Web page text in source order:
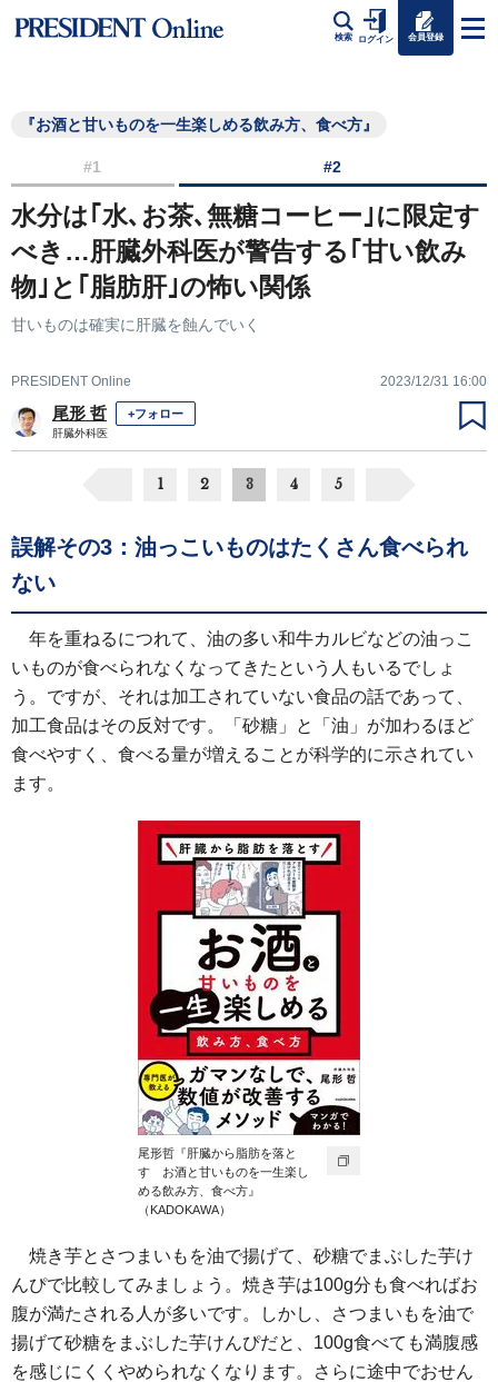
検索 ログイン 会員登録
『お酒と甘いものを一生楽しめる飲み方、食べ方』
#1 #2
水分は｢水､お茶､無糖コーヒー｣に限定す
べき…肝臓外科医が警告する｢甘い飲み
物｣と｢脂肪肝｣の怖い関係
甘いものは確実に肝臓を蝕んでいく
PRESIDENT Online 2023/12/31 16:00
尾形 哲 +フォロー
肝臓外科医
1 2 3 4 5
誤解その3：油っこいものはたくさん食べられ
ない
年を重ねるにつれて、油の多い和牛カルビなどの油っこ
いものが食べられなくなってきたという人もいるでしょ
う。ですが、それは加工されていない食品の話であって、
加工食品はその反対です。「砂糖」と「油」が加わるほど
食べやすく、食べる量が増えることが科学的に示されてい
ます。
尾形哲『肝臓から脂肪を落と
す お酒と甘いものを一生楽し
める飲み方、食べ方』
（KADOKAWA）
焼き芋とさつまいもを油で揚げて、砂糖でまぶした芋け
んぴで比較してみましょう。焼き芋は100g分も食べればお
腹が満たされる人が多いです。しかし、さつまいもを油で
揚げて砂糖をまぶした芋けんぴだと、100g食べても満腹感
を感じにくくやめられなくなります。さらに途中でおせん